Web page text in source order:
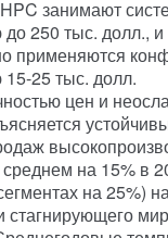
занимают
250 тыс. долл., и
применяются
15-25 тыс. долл.
цен и
на 15% в
на 25%)
стагнирующего